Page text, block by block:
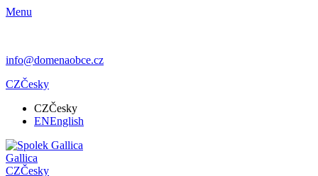
Menu
info@domenaobce.cz
CZČesky
CZČesky
ENEnglish
Gallica
CZČesky